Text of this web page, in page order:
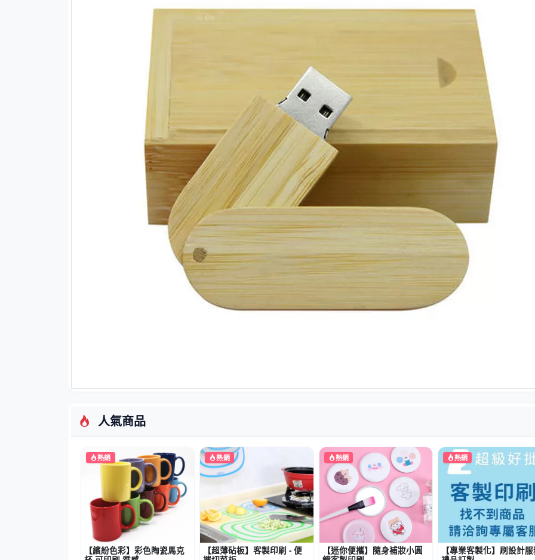
人氣商品
熱銷
【繽紛色彩】彩色陶瓷馬克
熱銷
【超薄砧板】客製印刷 - 便
熱銷
【迷你便攜】隨身補妝小圓
熱銷
【專業客製化】刷設計